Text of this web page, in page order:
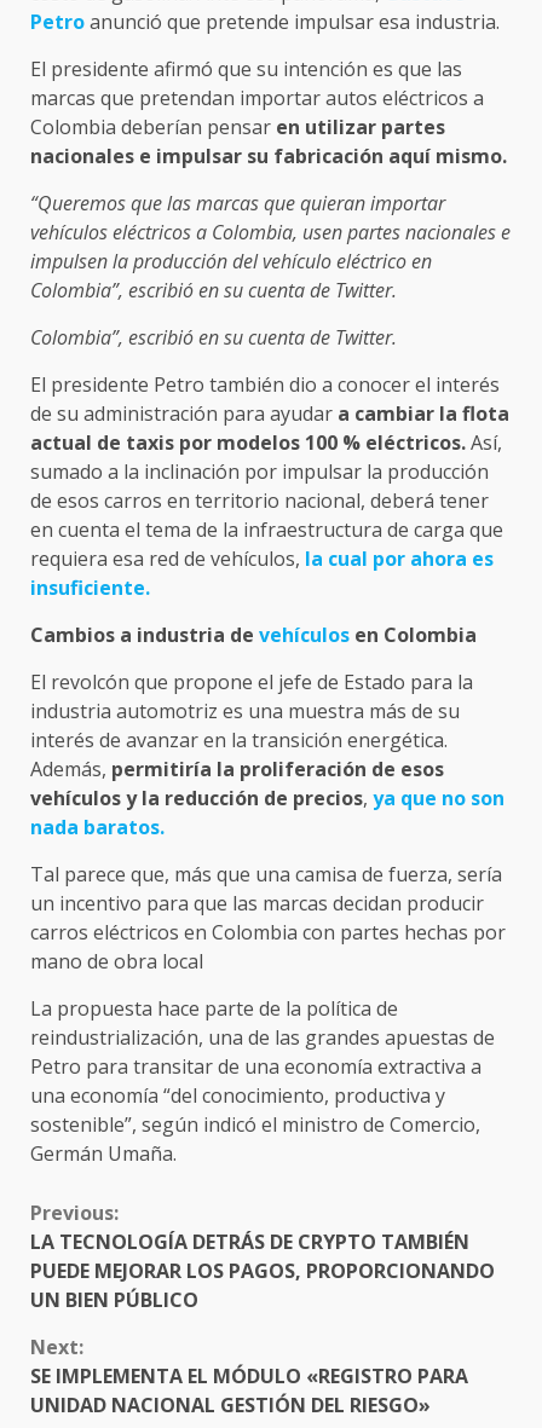
Petroanunció que pretende impulsar esa industria.
El presidente afirmó que su intención es que las
marcas que pretendan importar autos eléctricos a
Colombia deberían pensar en utilizar partes
nacionales e impulsar su fabricación aquí mismo.
“Queremos que las marcas que quieran importar
vehículos eléctricos a Colombia, usen partes nacionales e
impulsen la producción del vehículo eléctrico en
Colombia”, escribió en su cuenta de Twitter.
Colombia”, escribió en su cuenta de Twitter.
El presidente Petro también dio a conocer el interés
de su administración para ayudar a cambiar la flota
actual de taxis por modelos 100 % eléctricos.Así,
sumado a la inclinación por impulsar la producción
de esos carros en territorio nacional, deberá tener
en cuenta el tema de la infraestructura de carga que
requiera esa red de vehículos, la cual por ahora es
insuficiente.
Cambios a industria de vehículos en Colombia
El revolcón que propone el jefe de Estado para la
industria automotriz es una muestra más de su
interés de avanzar en la transición energética.
Además, permitiría la proliferación de esos
vehículos y la reducción de precios, ya que no son
nada baratos.
Tal parece que, más que una camisa de fuerza, sería
un incentivo para que las marcas decidan producir
carros eléctricos en Colombia con partes hechas por
mano de obra local
La propuesta hace parte de la política de
reindustrialización, una de las grandes apuestas de
Petro para transitar de una economía extractiva a
una economía “del conocimiento, productiva y
sostenible”, según indicó el ministro de Comercio,
Germán Umaña.
CONTINUE
READING
Previous:
LA TECNOLOGÍA DETRÁS DE CRYPTO TAMBIÉN
PUEDE MEJORAR LOS PAGOS, PROPORCIONANDO
UN BIEN PÚBLICO
Next:
SE IMPLEMENTA EL MÓDULO «REGISTRO PARA
UNIDAD NACIONAL GESTIÓN DEL RIESGO»